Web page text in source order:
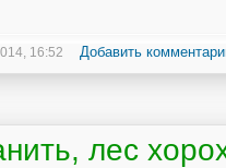
16:52 Добавить
лес